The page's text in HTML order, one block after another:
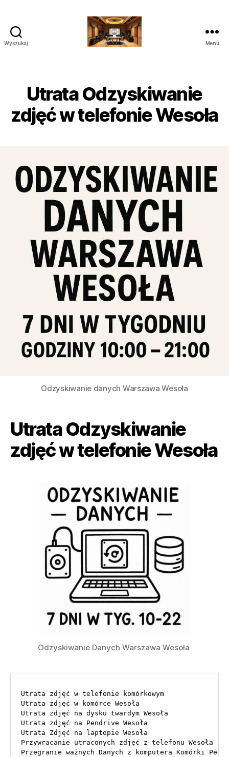
Wyszukaj
Audio
Wideo
Menu
Utrata Odzyskiwanie
zdjęć w telefonie Wesoła
Odzyskiwanie danych Warszawa Wesoła
Utrata Odzyskiwanie
zdjęć w telefonie Wesoła
Odzyskiwanie Danych Warszawa Wesoła
Utrata zdjęć w telefonie komórkowym
Utrata zdjęć w komórce Wesoła
Utrata zdjęć na dysku twardym Wesoła
Utrata zdjęć na Pendrive Wesoła
Utrata Zdjęć na laptopie Wesoła
Przywracanie utraconych zdjęć z telefonu Wesoła
Przegranie ważnych Danych z komputera Komórki